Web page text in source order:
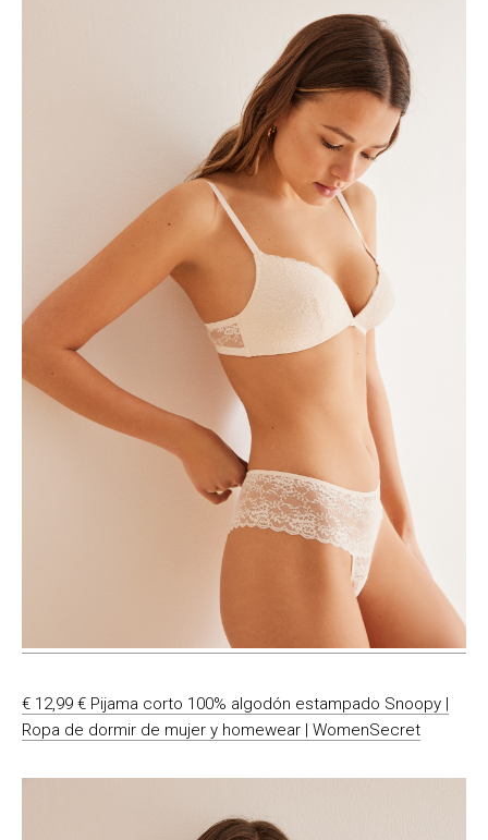
€ 12,99 € Pijama corto 100% algodón estampado Snoopy |
Ropa de dormir de mujer y homewear | WomenSecret